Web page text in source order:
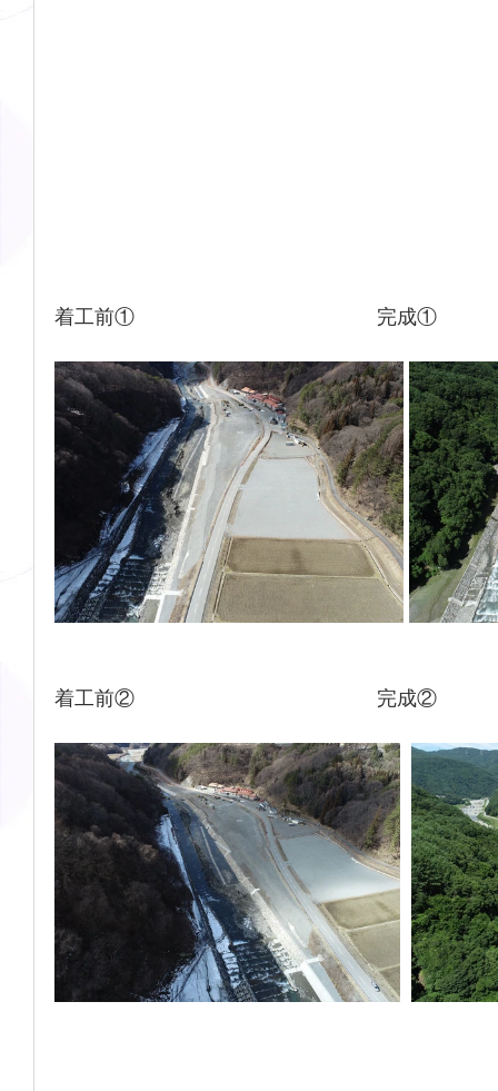
着工前①　　　　　　　　　　　    完成①
着工前②　　　　　　　　　　　    完成②